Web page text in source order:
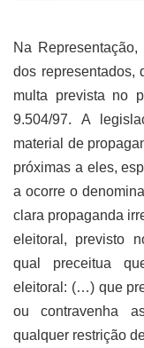
Na
dos representados,
multa prevista no
9.504/97. A
material de
próximas a eles,
a ocorre o
clara propaganda
eleitoral, previsto
qual preceitua
eleitoral: (…) que
ou contravenha
qualquer restrição